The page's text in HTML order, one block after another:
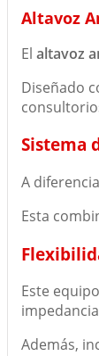
Altavoz
El altavoz
Diseñado
Sistema
A
Esta
Este
Además,